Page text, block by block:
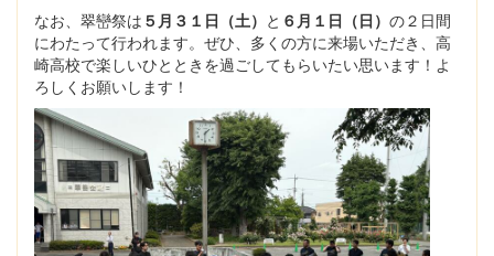
なお、翠巒祭は ５月３１日（土） と ６月１日（日） の２日間
にわたって行われます。ぜひ、多くの方に来場いただき、高
崎高校で楽しいひとときを過ごしてもらいたい思います！よ
ろしくお願いします！